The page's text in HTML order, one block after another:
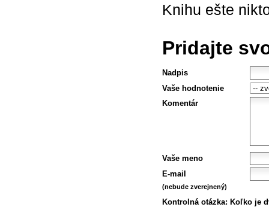
Knihu ešte
Pridajte
Nadpis
Vaše hodnotenie
Komentár
Vaše meno
E-mail
(nebude zverejnený)
Kontrolná otázka: Koľko je